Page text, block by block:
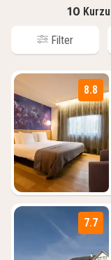
10
Filter
8.8
7.7